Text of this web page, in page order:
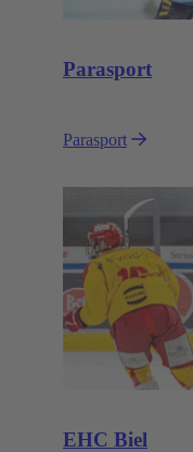
Parasport
Parasport
EHC Biel